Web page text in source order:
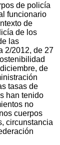
de policía
funcionario
de
de los
las
2/2012, de 27
de
tasas de
han tenido
no
cuerpos
circunstancia